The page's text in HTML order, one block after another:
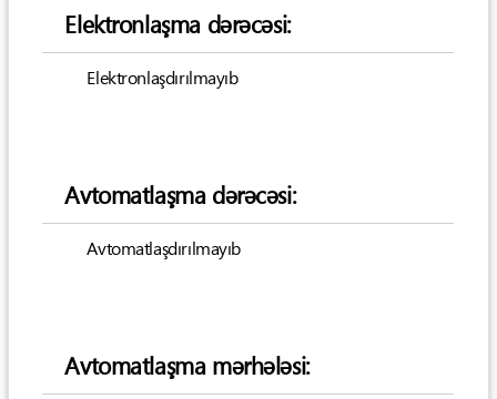
Elektronlaşma dərəcəsi:
Elektronlaşdırılmayıb
Avtomatlaşma dərəcəsi:
Avtomatlaşdırılmayıb
Avtomatlaşma mərhələsi: